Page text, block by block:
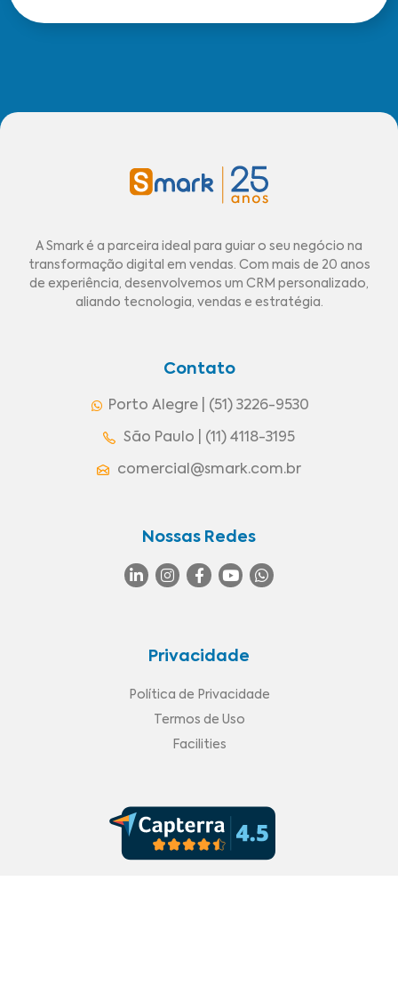
A Smark é a parceira ideal para guiar o seu negócio na
transformação digital em vendas. Com mais de 20 anos
de experiência, desenvolvemos um CRM personalizado,
aliando tecnologia, vendas e estratégia.
Contato
Porto Alegre | (51) 3226-9530
São Paulo | (11) 4118-3195
comercial@smark.com.br
Nossas Redes
Privacidade
Política de Privacidade
Termos de Uso
Facilities